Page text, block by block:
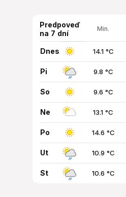
Predpoveď
na 7 dní
Min.
Dnes 14.1 °C
Pi 9.8 °C
So 9.6 °C
Ne 13.1 °C
Po 14.6 °C
Ut 10.9 °C
St 10.6 °C